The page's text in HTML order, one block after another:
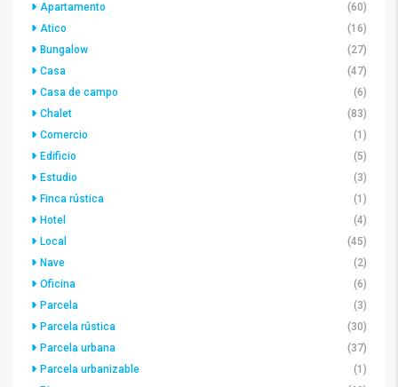
Apartamento
(60)
Atico
(16)
Bungalow
(27)
Casa
(47)
Casa de campo
(6)
Chalet
(83)
Comercio
(1)
Edificio
(5)
Estudio
(3)
Finca rústica
(1)
Hotel
(4)
Local
(45)
Nave
(2)
Oficina
(6)
Parcela
(3)
Parcela rústica
(30)
Parcela urbana
(37)
Parcela urbanizable
(1)